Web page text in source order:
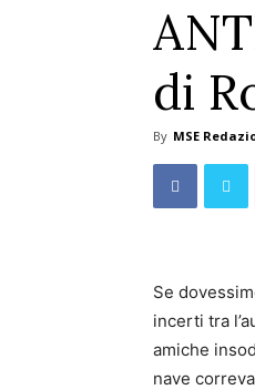
di
By MSE
Se
incerti tra
amiche
nave